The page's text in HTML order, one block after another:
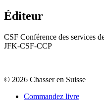
Éditeur
CSF Conférence des services
JFK-CSF-CCP
© 2026 Chasser en Suisse
Commandez livre